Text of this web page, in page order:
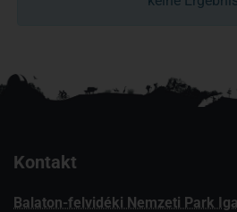
Kontakt
Balaton-felvidéki Nemzeti Park